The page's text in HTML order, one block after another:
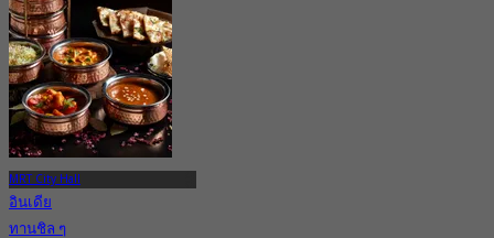
4.2
จากS$ 94
MRT City Hall
อินเดีย
ทานชิล ๆ